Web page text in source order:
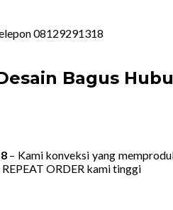
08129291318
Bagus
– Kami konveksi yang
ORDER kami tinggi